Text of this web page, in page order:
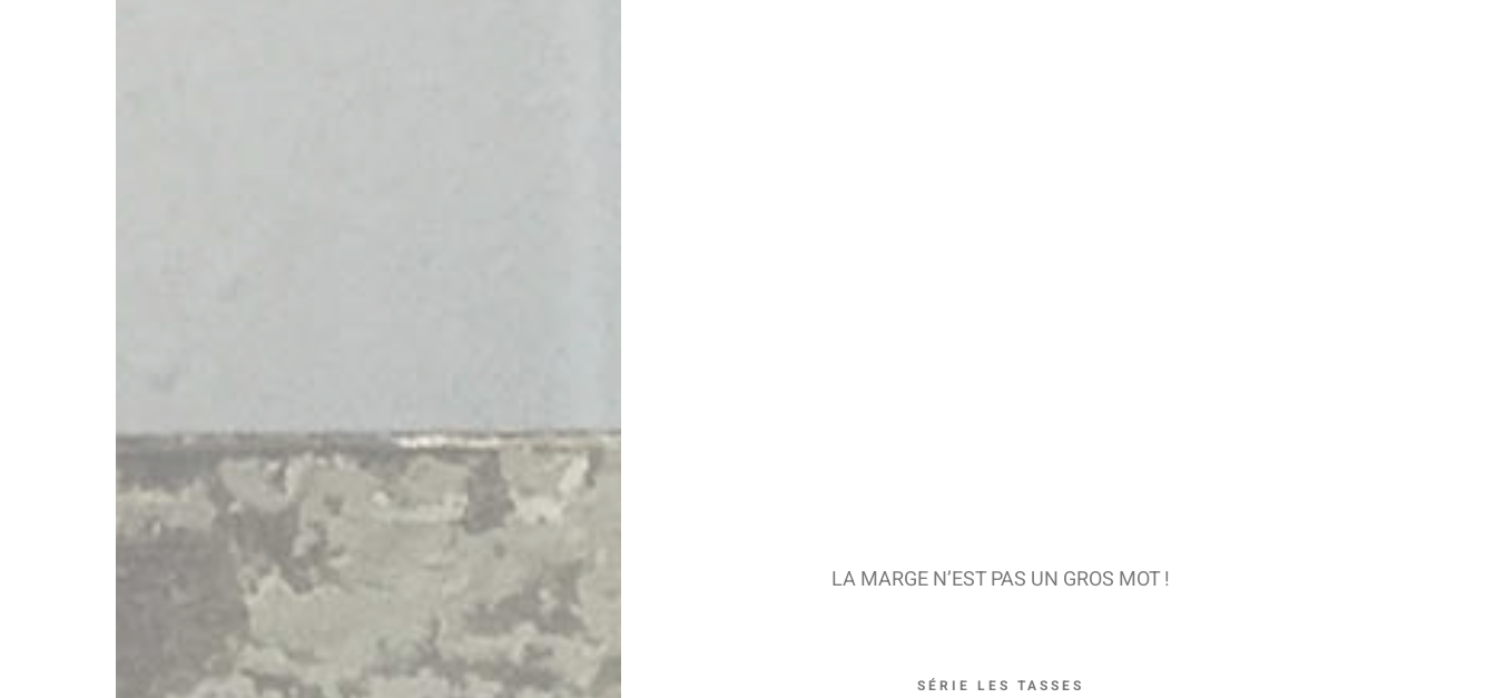
LA MARGE N’EST PAS UN GROS MOT !
SÉRIE LES TASSES